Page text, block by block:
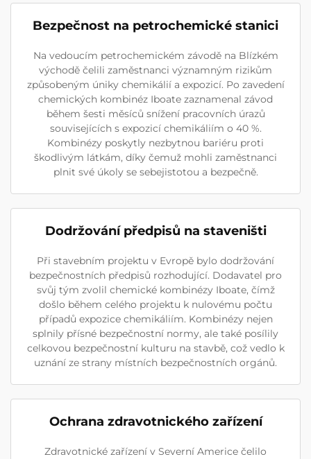
Bezpečnost na petrochemické stanici
Na vedoucím petrochemickém závodě na Blízkém
východě čelili zaměstnanci významným rizikům
způsobeným úniky chemikálií a expozicí. Po zavedení
chemických kombinéz Iboate zaznamenal závod
během šesti měsíců snížení pracovních úrazů
souvisejících s expozicí chemikáliím o 40 %.
Kombinézy poskytly nezbytnou bariéru proti
škodlivým látkám, díky čemuž mohli zaměstnanci
plnit své úkoly se sebejistotou a bezpečně.
Dodržování předpisů na staveništi
Při stavebním projektu v Evropě bylo dodržování
bezpečnostních předpisů rozhodující. Dodavatel pro
svůj tým zvolil chemické kombinézy Iboate, čímž
došlo během celého projektu k nulovému počtu
případů expozice chemikáliím. Kombinézy nejen
splnily přísné bezpečnostní normy, ale také posílily
celkovou bezpečnostní kulturu na stavbě, což vedlo k
uznání ze strany místních bezpečnostních orgánů.
Ochrana zdravotnického zařízení
Zdravotnické zařízení v Severní Americe čelilo